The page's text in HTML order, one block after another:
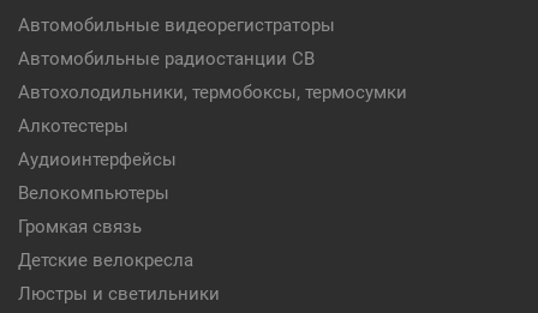
Автомобильные видеорегистраторы
Автомобильные радиостанции CB
Автохолодильники, термобоксы, термосумки
Алкотестеры
Аудиоинтерфейсы
Велокомпьютеры
Громкая связь
Детские велокресла
Люстры и светильники